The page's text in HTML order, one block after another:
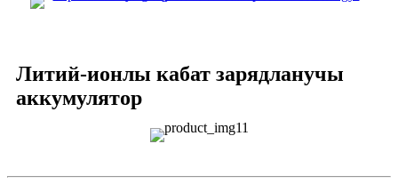
Литий-ионлы кабат зарядланучы
аккумулятор